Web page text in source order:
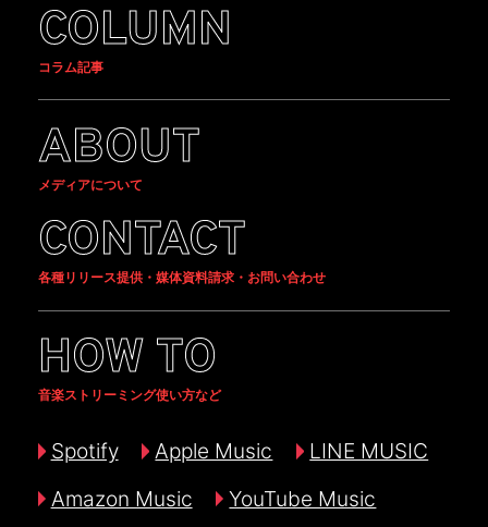
COLUMN
コラム記事
ABOUT
メディアについて
CONTACT
各種リリース提供・媒体資料請求・お問い合わせ
HOW TO
音楽ストリーミング使い方など
Spotify Apple Music
LINE MUSIC
Amazon Music
YouTube Music